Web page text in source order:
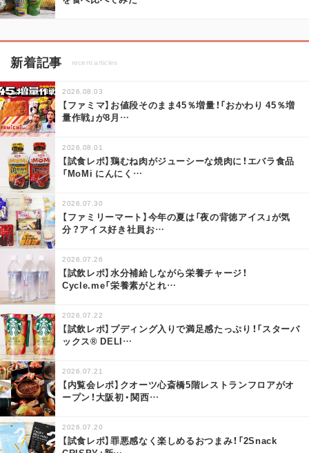
新着記事 recent articles
2026.08.03
【ファミマ】お値段そのまま45％増量！「おかわり 45％増
量作戦」が8月 …
2026.08.01
【試食レポ】鶏むね肉がジューシーな焼肉に！エバラ食品
「MoMi にんにく …
2026.07.30
【ファミリーマート】今年の夏は「夜の背徳アイス」が気
分？アイス好き社員お…
2026.07.26
【試飲レポ】水分補給しながら栄養チャージ！
Cycle.me「栄養素がとれ…
2026.07.22
【試飲レポ】プディング入りで満足感たっぷり！「スターバ
ックス® DELI…
2026.07.21
【内覧会レポ】クオーツ心斎橋5階レストランフロアがオ
ープン！大阪初・関西…
2026.07.20
【試食レポ】罪悪感なく楽しめるおつまみ！「2Snack